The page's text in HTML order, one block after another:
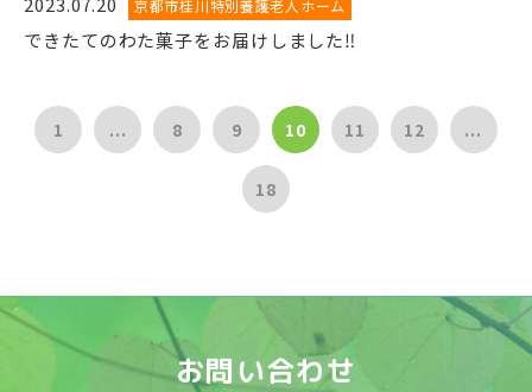
京都市桂川特別養護老人ホーム
できたてのわた菓子をお届けしました‼
1 ... 8 9 10 11 12 ...
18
お問い合わせ